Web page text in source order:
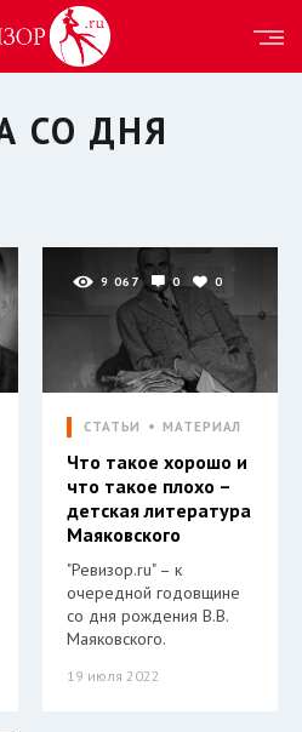
СО ДНЯ
9 067 0 0
СТАТЬИ МАТЕРИАЛ
Что такое хорошо и
что такое плохо –
детская литература
Маяковского
"Ревизор.ru" – к
очередной годовщине
со дня рождения В.В.
Маяковского.
19 июля 2022